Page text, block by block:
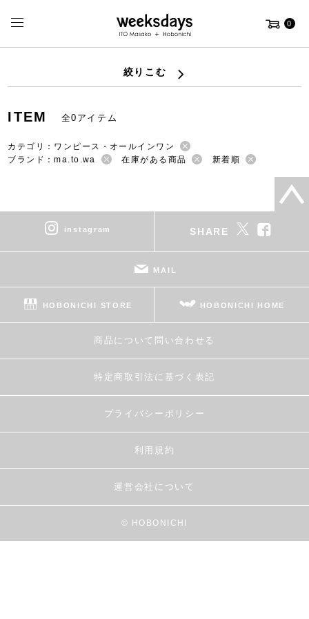
0
絞りこむ
ITEM 全0アイテム
カテゴリ：ワンピース・オールインワン
ブランド：ma.to.wa
在庫がある商品 新着順
instagram SHARE
MAIL
HOBONICHI STORE HOBONICHI HOME
商品について問い合わせる
特定商取引法に基づく表記
プライバシーポリシー
利用規約
運営会社について
© HOBONICHI